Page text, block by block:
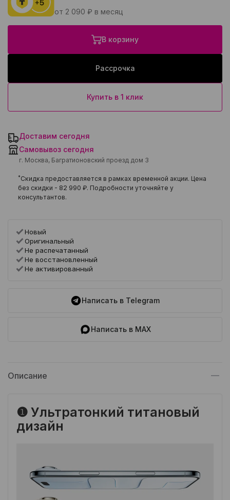
от 2 090 ₽ в месяц
В корзину
Рассрочка
Купить в 1 клик
Доставим сегодня
Самовывоз сегодня
г. Москва, Багратионовский проезд дом 3
*Скидка предоставляется в рамках временной акции. Цена
без скидки - 82 990 ₽. Подробности уточняйте у
консультантов.
Новый
Оригинальный
Не распечатанный
Не восстановленный
Не активированный
Написать в Telegram
Написать в MAX
Описание
❶ Ультратонкий титановый
дизайн